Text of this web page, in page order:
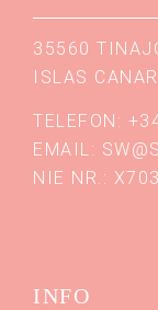
35560
ISLAS
TELEFON:
EMAIL:
NIE NR.:
INFO